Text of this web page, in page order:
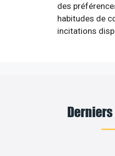
des
habitudes de
incitations